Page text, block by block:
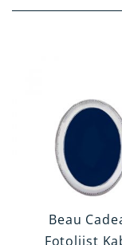
Kristal Zilver
Artikelgroep
Woonaccessoires
Tafelen en
Kindergeschenken
Kantoorartikelen
Beau
Fotolijst